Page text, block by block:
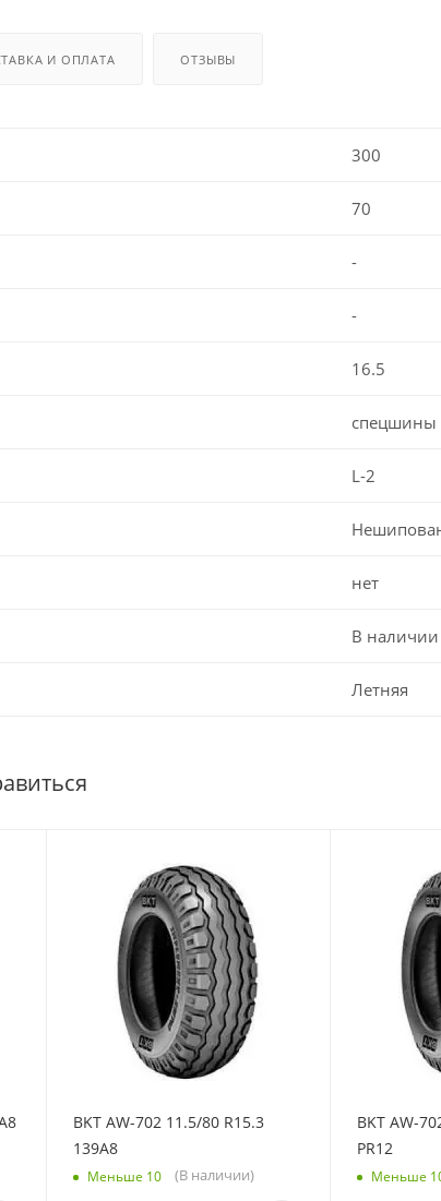
И ОПЛАТА ОТЗЫВЫ
300
70
-
-
16.5
спецшины
L-2
нет
В наличии
Летняя
BKT AW-702 11.5/80 R15.3
139A8
Меньше 10 (В наличии)
BKT AW-
PR12
Меньше